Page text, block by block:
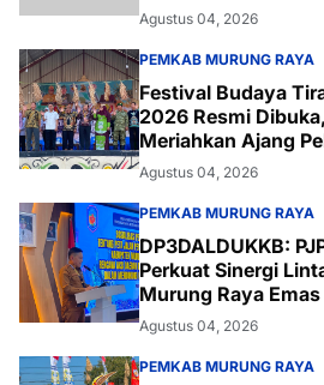
Agustus 04, 2026
PEMKAB MURUNG RAYA
Festival Budaya
2026 Resmi
Meriahkan Ajang
Agustus 04, 2026
PEMKAB MURUNG RAYA
DP3DALDUKKB:
Perkuat Sinergi
Murung Raya
Agustus 04, 2026
PEMKAB MURUNG RAYA